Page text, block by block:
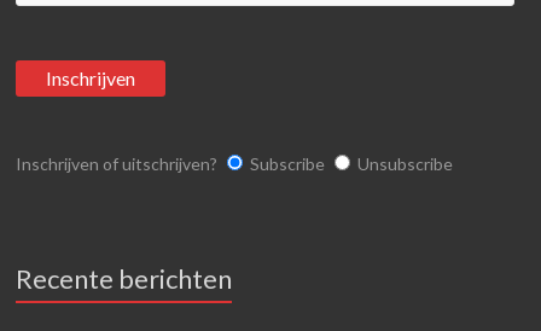
Inschrijven of uitschrijven? Subscribe Unsubscribe
Recente berichten